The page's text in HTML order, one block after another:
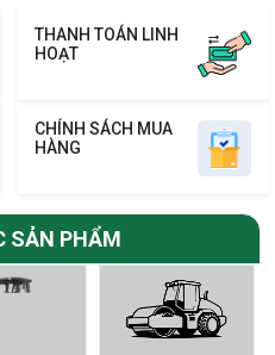
THANH TOÁN LINH
HOẠT
CHÍNH SÁCH MUA
HÀNG
SẢN PHẨM